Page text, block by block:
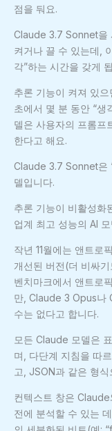
점을 둬요.
Claude 3.7 Sonnet을
켜거나 끌 수 있는데,
각”하는 시간을 갖게
추론 기능이 켜져 있
초에서 몇 분 동안 “생
델은 사용자의 프롬프
한다고 해요.
Claude 3.7 Sonnet은
델입니다.
추론 기능이 비활성화
업계 최고 성능의 AI
작년 11월에는 앤트로
개선된 버전(더 비싸
벤치마크에서 앤트로
만, Claude 3 Opus나
수는 없다고 합니다.
모든 Claude 모델은
며, 다단계 지침을 따
고, JSON과 같은 형
컨텍스트 창은
전에 분석할 수 있는